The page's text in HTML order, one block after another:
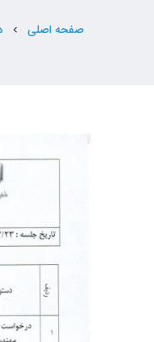
صفحه اصلی chevron_left